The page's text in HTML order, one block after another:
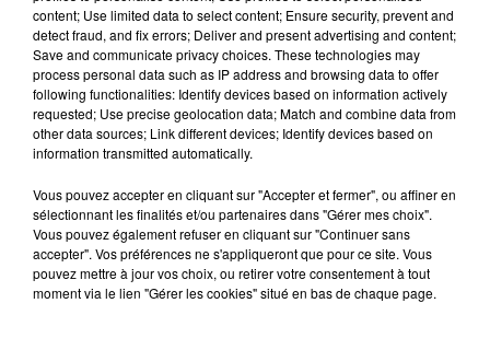
7 août 2026
Pape Léon XIV en France : quel
est son programme ?
Jeux Voir plus
content; Use limited data to select content; Ensure security, prevent and
detect fraud, and fix errors; Deliver and present advertising and content;
Save and communicate privacy choices. These technologies may
process personal data such as IP address and browsing data to offer
following functionalities: Identify devices based on information actively
requested; Use precise geolocation data; Match and combine data from
other data sources; Link different devices; Identify devices based on
information transmitted automatically.
Vous pouvez accepter en cliquant sur "Accepter et fermer", ou affiner en
sélectionnant les finalités et/ou partenaires dans "Gérer mes choix".
Vous pouvez également refuser en cliquant sur "Continuer sans
accepter". Vos préférences ne s'appliqueront que pour ce site. Vous
pouvez mettre à jour vos choix, ou retirer votre consentement à tout
moment via le lien "Gérer les cookies" situé en bas de chaque page.